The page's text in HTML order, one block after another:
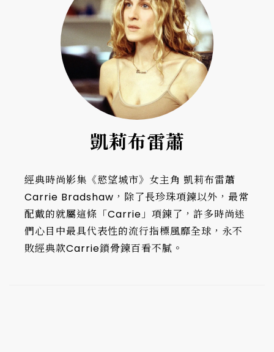
凱莉布雷蕭
經典時尚影集《慾望城市》女主角 凱莉布雷蕭
Carrie Bradshaw，除了長珍珠項鍊以外，最常
配戴的就屬這條「Carrie」項鍊了，許多時尚迷
們心目中最具代表性的流行指標風靡全球，永不
敗經典款Carrie鎖骨鍊百看不膩。